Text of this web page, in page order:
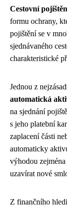
Cestovní
formu ochrany,
pojištění se v
sjednávaného
charakteristické
Jednou z
automatická
na sjednání
s jeho platební
zaplacení části
automaticky
výhodou
uzavírat nové
Z finančního